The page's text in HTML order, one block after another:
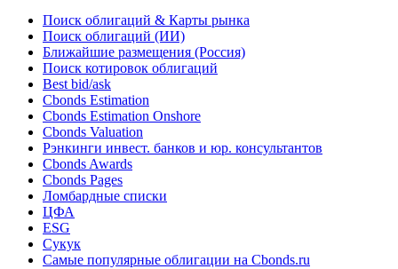
Поиск облигаций & Карты рынка
Поиск облигаций (ИИ)
Ближайшие размещения (Россия)
Поиск котировок облигаций
Best bid/ask
Cbonds Estimation
Cbonds Estimation Onshore
Cbonds Valuation
Рэнкинги инвест. банков и юр. консультантов
Cbonds Awards
Cbonds Pages
Ломбардные списки
ЦФА
ESG
Сукук
Самые популярные облигации на Cbonds.ru